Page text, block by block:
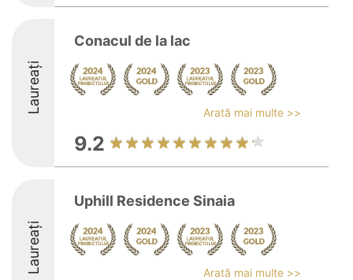
Laureați
Conacul de la lac
Arată mai multe >>
9.2
Laureați
Uphill Residence Sinaia
Arată mai multe >>